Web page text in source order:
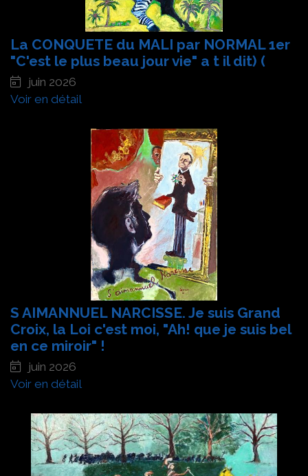
La CONQUETE du MALI par NORMAL 1er
"C'est le plus beau jour vie" a t il dit) (
juin 2026
Voir en détail
S AIMANNUEL NARCISSE. Je suis Grand
Croix, la Loi c'est moi, "Ah! que je suis bel
en ce miroir" !
juin 2026
Voir en détail